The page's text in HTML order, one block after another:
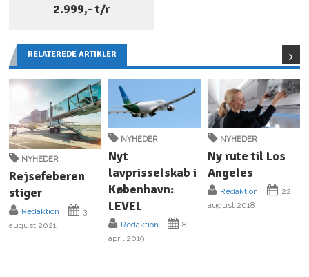
2.999,- t/r
RELATEREDE ARTIKLER
NYHEDER
Rejsefeberen
stiger
Redaktion
3.
august 2021
NYHEDER
Nyt
lavprisselskab i
København:
LEVEL
Redaktion
8.
april 2019
NYHEDER
Ny rute til Los
Angeles
Redaktion
22.
august 2018